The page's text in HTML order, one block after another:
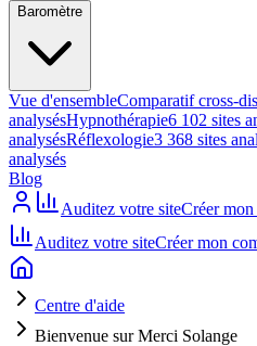
Baromètre
Vue d'ensembleComparatif cross-
analysésHypnothérapie6 102 sites
analysésRéflexologie3 368 sites
analysés
Blog
Auditez votre siteCréer
Auditez votre siteCréer mon
Centre d'aide
Bienvenue sur Merci Solange